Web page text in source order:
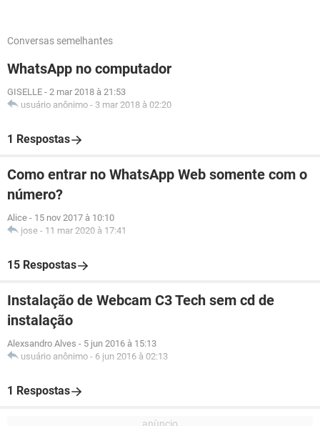
Conversas semelhantes
WhatsApp no computador
GISELLE - 2 mar 2018 à 21:53
usuário anônimo - 3 mar 2018 à 02:20
1 Respostas
Como entrar no WhatsApp Web somente com o
número?
Alice - 15 nov 2017 à 10:10
jose - 11 mar 2020 à 17:41
15 Respostas
Instalação de Webcam C3 Tech sem cd de
instalação
Alexsandro Alves - 5 jun 2016 à 15:13
usuário anônimo - 6 jun 2016 à 02:13
1 Respostas